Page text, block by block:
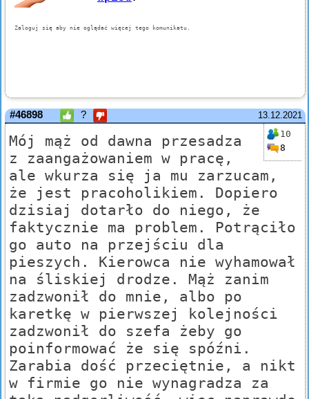
13.12.2021
#46898 ?
10
8
Mój mąż od dawna przesadza
z zaangażowaniem w pracę,
ale wkurza się ja mu zarzucam,
że jest pracoholikiem. Dopiero
dzisiaj dotarło do niego, że
faktycznie ma problem. Potrąciło
go auto na przejściu dla
pieszych. Kierowca nie wyhamował
na śliskiej drodze. Mąż zanim
zadzwonił do mnie, albo po
karetkę w pierwszej kolejności
zadzwonił do szefa żeby go
poinformować że się spóźni.
Zarabia dość przeciętnie, a nikt
w firmie go nie wynagradza za